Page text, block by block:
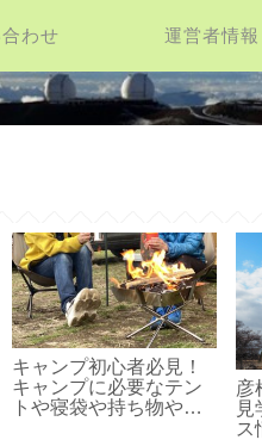
わせ 運営者情報
キャンプ初心者必見！
キャンプに必要なテン
トや寝袋や持ち物や食
彦
見
ス